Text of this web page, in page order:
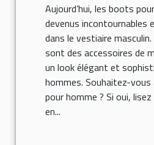
Aujourd’hui, les boots
devenus incontournables
dans le vestiaire
sont des accessoires de
un look élégant et
hommes. Souhaitez-
pour homme ? Si oui,
en...